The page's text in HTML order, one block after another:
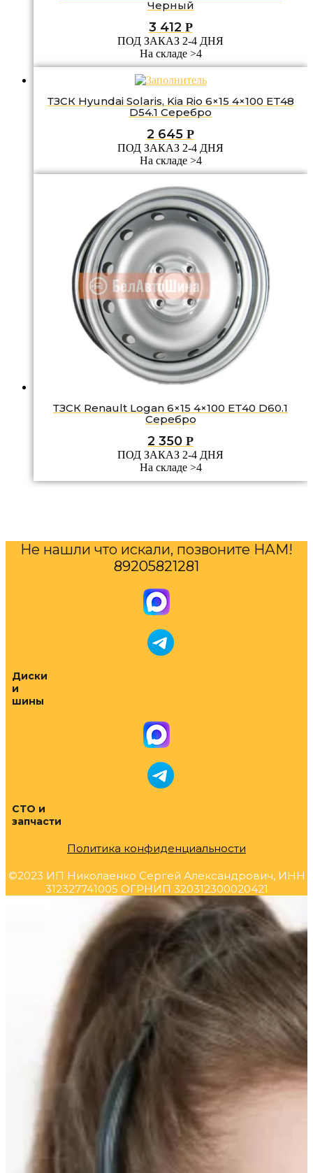
Черный
3 412 Р
ПОД ЗАКАЗ 2-4 ДНЯ
На складе >4
ТЗСК Hyundai Solaris, Kia Rio 6×15 4×100 ET48
D54.1 Серебро
2 645 Р
ПОД ЗАКАЗ 2-4 ДНЯ
На складе >4
ТЗСК Renault Logan 6×15 4×100 ET40 D60.1
Серебро
2 350 Р
ПОД ЗАКАЗ 2-4 ДНЯ
На складе >4
Не нашли что искали, позвоните НАМ!
89205821281
Диски
и
шины
СТО и
запчасти
Политика конфиденциальности
©2023 ИП Николаенко Сергей Александрович, ИНН
312327741005 ОГРНИП 320312300020421